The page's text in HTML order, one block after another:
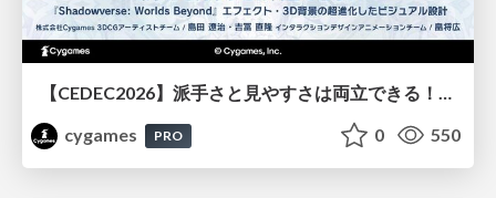
【CEDEC2026】派手さと見やすさは両立できる！『Shadowverse: Worlds Beyond』エフェクト・3D背景の超進化したビジュアル設計
cygames
PRO 0 550